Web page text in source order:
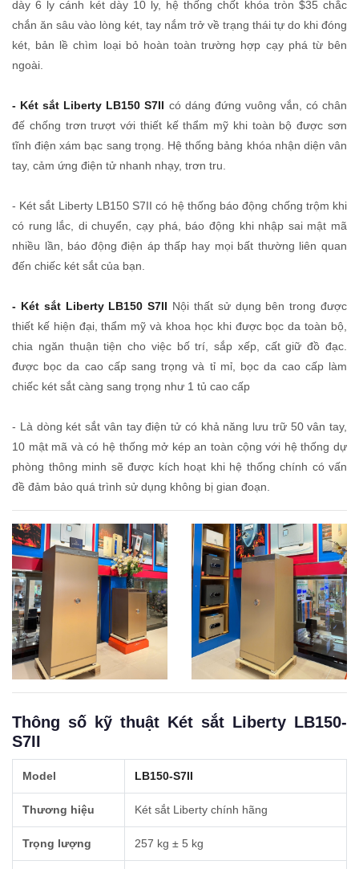
dày 6 ly cánh két dày 10 ly, hệ thống chốt khóa tròn $35 chắc
chắn ăn sâu vào lòng két, tay nắm trở về trạng thái tự do khi đóng
két, bản lề chìm loại bỏ hoàn toàn trường hợp cạy phá từ bên
ngoài.
- Két sắt Liberty LB150 S7II có dáng đứng vuông vắn, có chân
đế chống trơn trượt với thiết kế thẩm mỹ khi toàn bộ được sơn
tĩnh điện xám bạc sang trọng. Hệ thống bảng khóa nhận diện vân
tay, cảm ứng điện tử nhanh nhạy, trơn tru.
- Két sắt Liberty LB150 S7II có hệ thống báo động chống trộm khi
có rung lắc, di chuyển, cạy phá, báo động khi nhập sai mật mã
nhiều lần, báo động điện áp thấp hay mọi bất thường liên quan
đến chiếc két sắt của bạn.
- Két sắt Liberty LB150 S7II Nội thất sử dụng bên trong được
thiết kế hiện đại, thẩm mỹ và khoa học khi được bọc da toàn bộ,
chia ngăn thuận tiện cho việc bố trí, sắp xếp, cất giữ đồ đạc.
được bọc da cao cấp sang trọng và tỉ mỉ, bọc da cao cấp làm
chiếc két sắt càng sang trọng như 1 tủ cao cấp
- Là dòng két sắt vân tay điện tử có khả năng lưu trữ 50 vân tay,
10 mật mã và có hệ thống mở kép an toàn cộng với hệ thống dự
phòng thông minh sẽ được kích hoạt khi hệ thống chính có vấn
đề đảm bảo quá trình sử dụng không bị gian đoạn.
Thông số kỹ thuật Két sắt Liberty LB150-
S7II
Model LB150-S7II
Thương hiệu Két sắt Liberty chính hãng
Trọng lượng 257 kg ± 5 kg